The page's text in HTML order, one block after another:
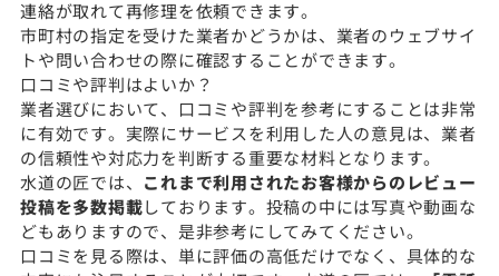
連絡が取れて再修理を依頼できます。
市町村の指定を受けた業者かどうかは、業者のウェブサイ
トや問い合わせの際に確認することができます。
口コミや評判はよいか？
業者選びにおいて、口コミや評判を参考にすることは非常
に有効です。実際にサービスを利用した人の意見は、業者
の信頼性や対応力を判断する重要な材料となります。
水道の匠では、 これまで利用されたお客様からのレビュー
投稿を多数掲載しております。投稿の中には写真や動画な
どもありますので、是非参考にしてみてください。
口コミを見る際は、単に評価の高低だけでなく、具体的な